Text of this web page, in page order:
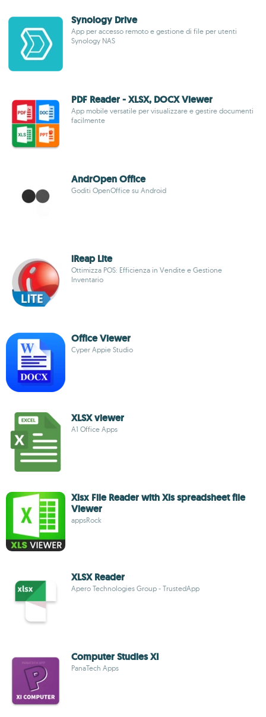
Synology Drive
App per accesso remoto e gestione di file per utenti
Synology NAS
PDF Reader - XLSX, DOCX Viewer
App mobile versatile per visualizzare e gestire documenti
facilmente
AndrOpen Office
Goditi OpenOffice su Android
iReap Lite
Ottimizza POS: Efficienza in Vendite e Gestione
Inventario
Office Viewer
Cyper Appie Studio
XLSX viewer
A1 Office Apps
Xlsx File Reader with Xls spreadsheet file
Viewer
appsRock
XLSX Reader
Apero Technologies Group - TrustedApp
Computer Studies XI
PanaTech Apps